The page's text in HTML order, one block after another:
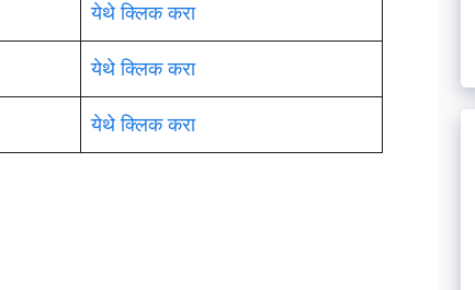
येथे क्लिक करा
येथे क्लिक करा
येथे क्लिक करा